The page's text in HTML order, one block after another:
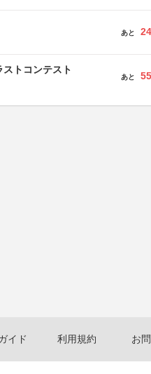
あと 24
トコンテスト
あと 55
イド 利用規約 お